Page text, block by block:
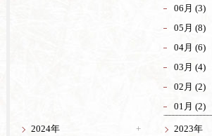
06月 (3)
05月 (8)
04月 (6)
03月 (4)
02月 (2)
01月 (2)
2024年 2023年